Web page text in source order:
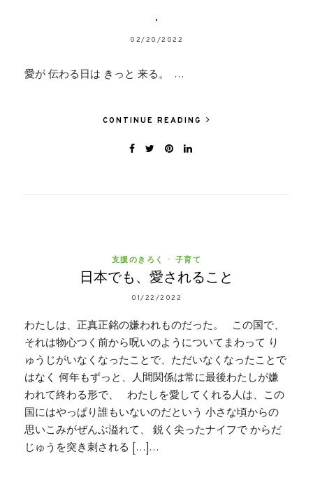
.
02/20/2022
愛が 伝わる日は きっと 来る。 …
CONTINUE READING
支援のきろく • 子育て
日本でも、愛されること
01/22/2022
わたしは、正真正銘の嫌われものだった。 この国で、
それは物心つく前から呪いのようについてまわって り
ゅうじがいなくなったことで、ただいなくなったことで
はなく 何年もずっと、人間関係は常に最後わたしが嫌
われて終わる形で、 わたしを愛してくれる人は、この
国にはやっぱり誰もいないのだという 小さな頃からの
思いこみがぜんぶ溢れて、 鋭く尖ったナイフで からだ
じゅうを突き刺される […]…